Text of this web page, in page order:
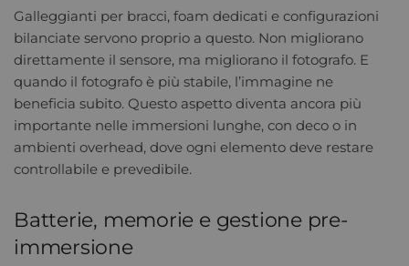
Galleggianti per bracci, foam dedicati e configurazioni
bilanciate servono proprio a questo. Non migliorano
direttamente il sensore, ma migliorano il fotografo. E
quando il fotografo è più stabile, l’immagine ne
beneficia subito. Questo aspetto diventa ancora più
importante nelle immersioni lunghe, con deco o in
ambienti overhead, dove ogni elemento deve restare
controllabile e prevedibile.
Batterie, memorie e gestione pre-
immersione